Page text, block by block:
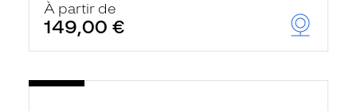
À partir de
149,00 €